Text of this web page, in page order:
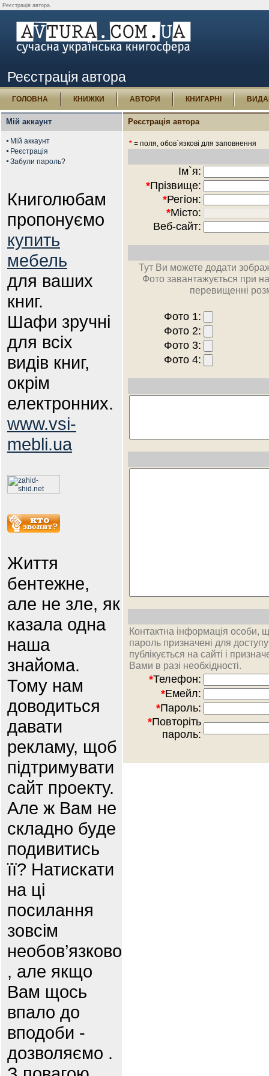
Реєстрація автора.
Реєстрація автора
ГОЛОВНА КНИЖКИ АВТОРИ КНИГАРНІ
Мій аккаунт
Мій аккаунт
Реєстрація
Забули пароль?
Книголюбам
пропонуємо
купить
мебель
для ваших
книг.
Шафи зручні
для всіх
видів книг,
окрім
електронних.
www.vsi-
mebli.ua
Життя
бентежне,
але не зле, як
казала одна
наша
знайома.
Тому нам
доводиться
давати
рекламу, щоб
підтримувати
сайт проекту.
Але ж Вам не
складно буде
подивитись
її? Натискати
на ці
посилання
зовсім
необов’язково
, але якщо
Вам щось
впало до
вподоби -
дозволяємо .
Реєстрація автора
* = поля, обов`язкові для заповнення
Ім`я:
*Прізвище:
*Регіон:
*Місто:
Веб-сайт:
Тут Ви можете додати
Фото завантажується при
перевищенні
Фото 1:
Фото 2:
Фото 3:
Фото 4:
Контактна інформація особи,
пароль призначені для
публікується на сайті і
Вами в разі необхідності.
*Телефон:
*Емейл:
*Пароль:
*Повторіть
пароль: